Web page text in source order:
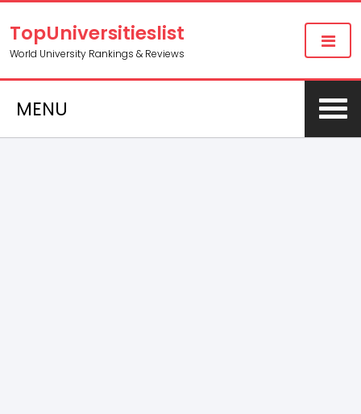
TopUniversitieslist
World University Rankings & Reviews
MENU